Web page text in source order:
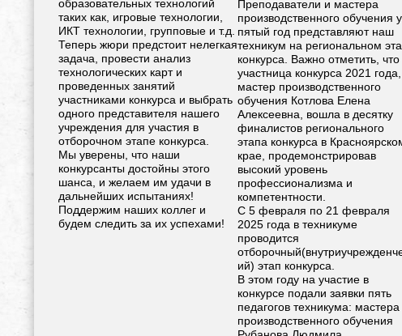
образовательных технологий
таких как, игровые технологии,
ИКТ технологии, групповые и т.д.
Теперь жюри предстоит нелегкая
задача, провести анализ
технологических карт и
проведенных занятий
участниками конкурса и выбрать
одного представителя нашего
учреждения для участия в
отборочном этапе конкурса.
Мы уверены, что наши
конкурсанты достойны этого
шанса, и желаем им удачи в
дальнейших испытаниях!
Поддержим наших коллег и
будем следить за их успехами!
Преподаватели и мастера
производственного обучения
пятый год представляют наш
техникум на региональном
конкурса. Важно отметить, что
участница конкурса 2021 года,
мастер производственного
обучения Котлова Елена
Алексеевна, вошла в десятку
финалистов регионального
этапа конкурса в
крае, продемонстрировав
высокий уровень
профессионализма и
компетентности.
С 5 февраля по 21 февраля
2025 года в техникуме
проводится
ий) этап конкурса.
В этом году на участие в
конкурсе подали заявки пять
педагогов техникума: мастера
производственного обучения